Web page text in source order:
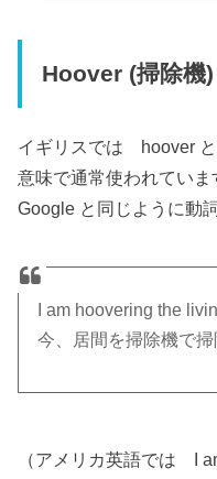
Hoover (掃除機)
イギリスでは hoover
意味で通常使われていま
Google と同じように動
I am hoovering the
今、居間を掃除機で掃
（アメリカ英語では I